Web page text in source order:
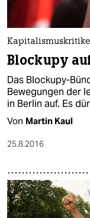
Blockupy
Das Blockupy-
Bewegungen der
in Berlin auf. Es
Von Martin Kaul
25.8.2016